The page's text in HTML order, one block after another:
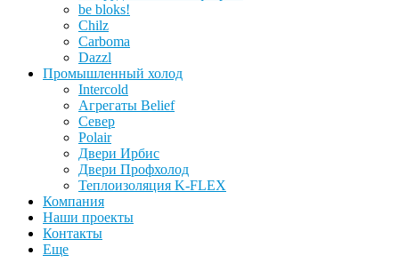
be bloks!
Chilz
Carboma
Dazzl
Промышленный холод
Intercold
Агрегаты Belief
Север
Polair
Двери Ирбис
Двери Профхолод
Теплоизоляция K-FLEX
Компания
Наши проекты
Контакты
Еще